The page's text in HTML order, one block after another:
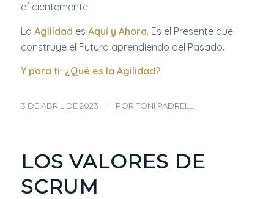
eficientemente.
La Agilidad es Aquí y Ahora. Es el Presente que
construye el Futuro aprendiendo del Pasado.
Y para ti: ¿Qué es la Agilidad?
3 DE ABRIL DE 2023 / POR TONI PADRELL
LOS VALORES DE
SCRUM